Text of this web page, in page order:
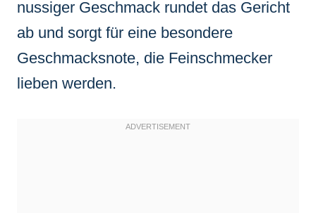
nussiger Geschmack rundet das Gericht
ab und sorgt für eine besondere
Geschmacksnote, die Feinschmecker
lieben werden.